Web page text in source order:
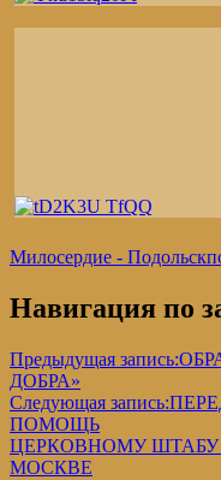
Милосердие - Подольск
Навигация по
Предыдущая запись:
ДОБРА»
Следующая запись:
ПОМОЩЬ
ЦЕРКОВНОМУ
МОСКВЕ